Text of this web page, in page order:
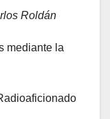
Roldán
mediante la